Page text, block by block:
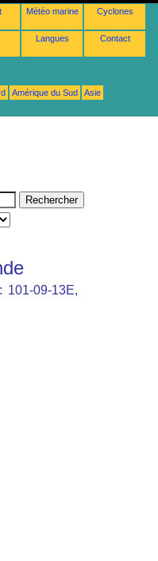
Météo marine Cyclones
Langues Contact
Amérique du Sud
Asie
101-09-13E,